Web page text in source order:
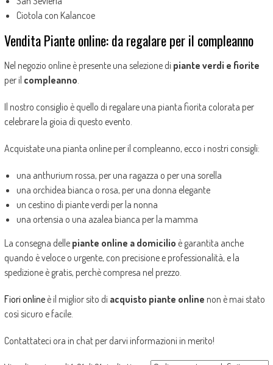
Ciotola con Kalancoe
Vendita Piante online: da regalare per il compleanno
Nel negozio online è presente una selezione di piante verdi e fiorite
per il compleanno.
Il nostro consiglio è quello di regalare una pianta fiorita colorata per
celebrare la gioia di questo evento.
Acquistate una pianta online per il compleanno, ecco i nostri consigli:
una anthurium rossa, per una ragazza o per una sorella
una orchidea bianca o rosa, per una donna elegante
un cestino di piante verdi per la nonna
una ortensia o una azalea bianca per la mamma
La consegna delle piante online a domicilio è garantita anche
quando è veloce o urgente, con precisione e professionalità, e la
spedizione è gratis, perchè compresa nel prezzo.
Fiori onlineè il miglior sito di acquisto piante online non è mai stato
così sicuro e facile.
Contattateci ora in chat per darvi informazioni in merito!